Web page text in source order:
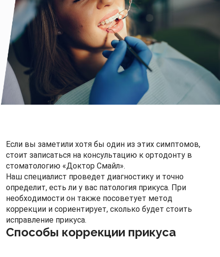
Если вы заметили хотя бы один из этих симптомов,
стоит записаться на консультацию к ортодонту в
стоматологию «Доктор Смайл».
Наш специалист проведет диагностику и точно
определит, есть ли у вас патология прикуса. При
необходимости он также посоветует метод
коррекции и сориентирует, сколько будет стоить
исправление прикуса.
Способы коррекции прикуса